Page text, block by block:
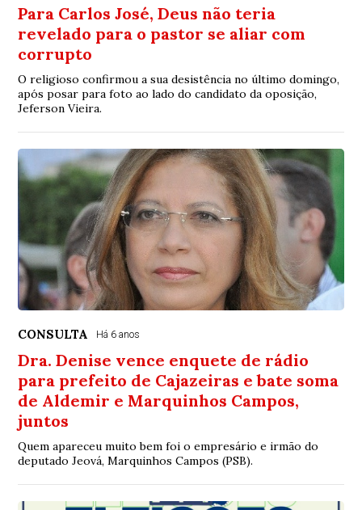
Para Carlos José, Deus não teria
revelado para o pastor se aliar com
corrupto
O religioso confirmou a sua desistência no último domingo,
após posar para foto ao lado do candidato da oposição,
Jeferson Vieira.
CONSULTA Há 6 anos
Dra. Denise vence enquete de rádio
para prefeito de Cajazeiras e bate soma
de Aldemir e Marquinhos Campos,
juntos
Quem apareceu muito bem foi o empresário e irmão do
deputado Jeová, Marquinhos Campos (PSB).